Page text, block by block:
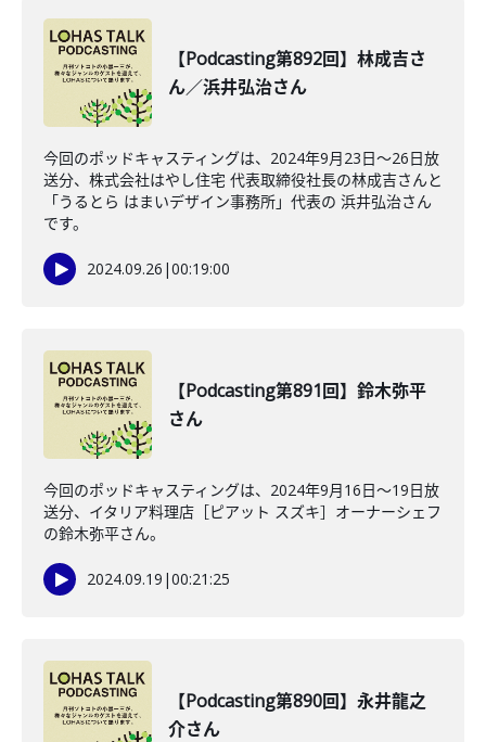
【Podcasting第892回】林成吉さ
ん／浜井弘治さん
今回のポッドキャスティングは、2024年9月23日〜26日放
送分、株式会社はやし住宅 代表取締役社長の林成吉さんと
「うるとら はまいデザイン事務所」代表の 浜井弘治さん
です。
2024.09.26 |00:19:00
【Podcasting第891回】鈴木弥平
さん
今回のポッドキャスティングは、2024年9月16日〜19日放
送分、イタリア料理店［ピアット スズキ］オーナーシェフ
の鈴木弥平さん。
2024.09.19 |00:21:25
【Podcasting第890回】永井龍之
介さん